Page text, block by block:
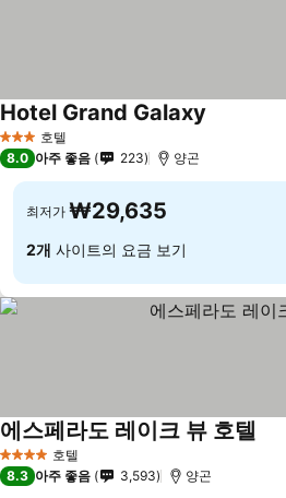
3 성급 호텔
Hotel Grand Galaxy
8.0 아주 좋음 223 양곤
최저가 ₩29,635
2개 사이트의 요금 보기
4 성급 호텔
에스페라도 레이크 뷰 호텔
8.3 아주 좋음 3,593 양곤